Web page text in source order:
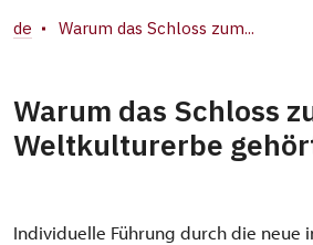
de Warum das Schloss zum...
Warum das Schloss
Weltkulturerbe
Individuelle Führung durch die neue